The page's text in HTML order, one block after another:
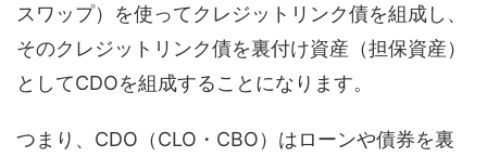
スワップ）を使ってクレジットリンク債を組成し、
そのクレジットリンク債を裏付け資産（担保資産）
としてCDOを組成することになります。
つまり、CDO（CLO・CBO）はローンや債券を裏